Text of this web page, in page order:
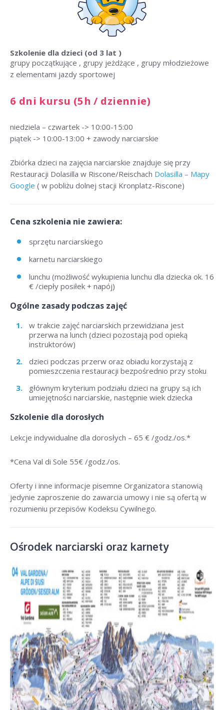
Szkolenie dla dzieci (od 3 lat )
grupy początkujące , grupy jeżdżące , grupy młodzieżowe
z elementami jazdy sportowej
6 dni kursu (5h / dziennie)
niedziela – czwartek -> 10:00-15:00
piątek -> 10:00-13:00 + zawody narciarskie
Zbiórka dzieci na zajęcia narciarskie znajduje się przy
Restauracji Dolasilla w Riscone/Reischach Dolasilla – Mapy
Google ( w pobliżu dolnej stacji Kronplatz-Riscone)
Cena szkolenia nie zawiera:
sprzętu narciarskiego
karnetu narciarskiego
lunchu (możliwość wykupienia lunchu dla dziecka ok. 16
€ /ciepły posiłek + napój)
Ogólne zasady podczas zajęć
w trakcie zajęć narciarskich przewidziana jest
przerwa na lunch (dzieci pozostają pod opieką
instruktorów)
dzieci podczas przerw oraz obiadu korzystają z
pomieszczenia restauracji bezpośrednio przy stoku
głównym kryterium podziału dzieci na grupy są ich
umiejętności narciarskie, następnie wiek dziecka
Szkolenie dla dorosłych
Lekcje indywidualne dla dorosłych – 65 € /godz./os.*
*Cena Val di Sole 55€ /godz./os.
Oferty i inne informacje pisemne Organizatora stanowią
jedynie zaproszenie do zawarcia umowy i nie są ofertą w
rozumieniu przepisów Kodeksu Cywilnego.
Ośrodek narciarski oraz karnety